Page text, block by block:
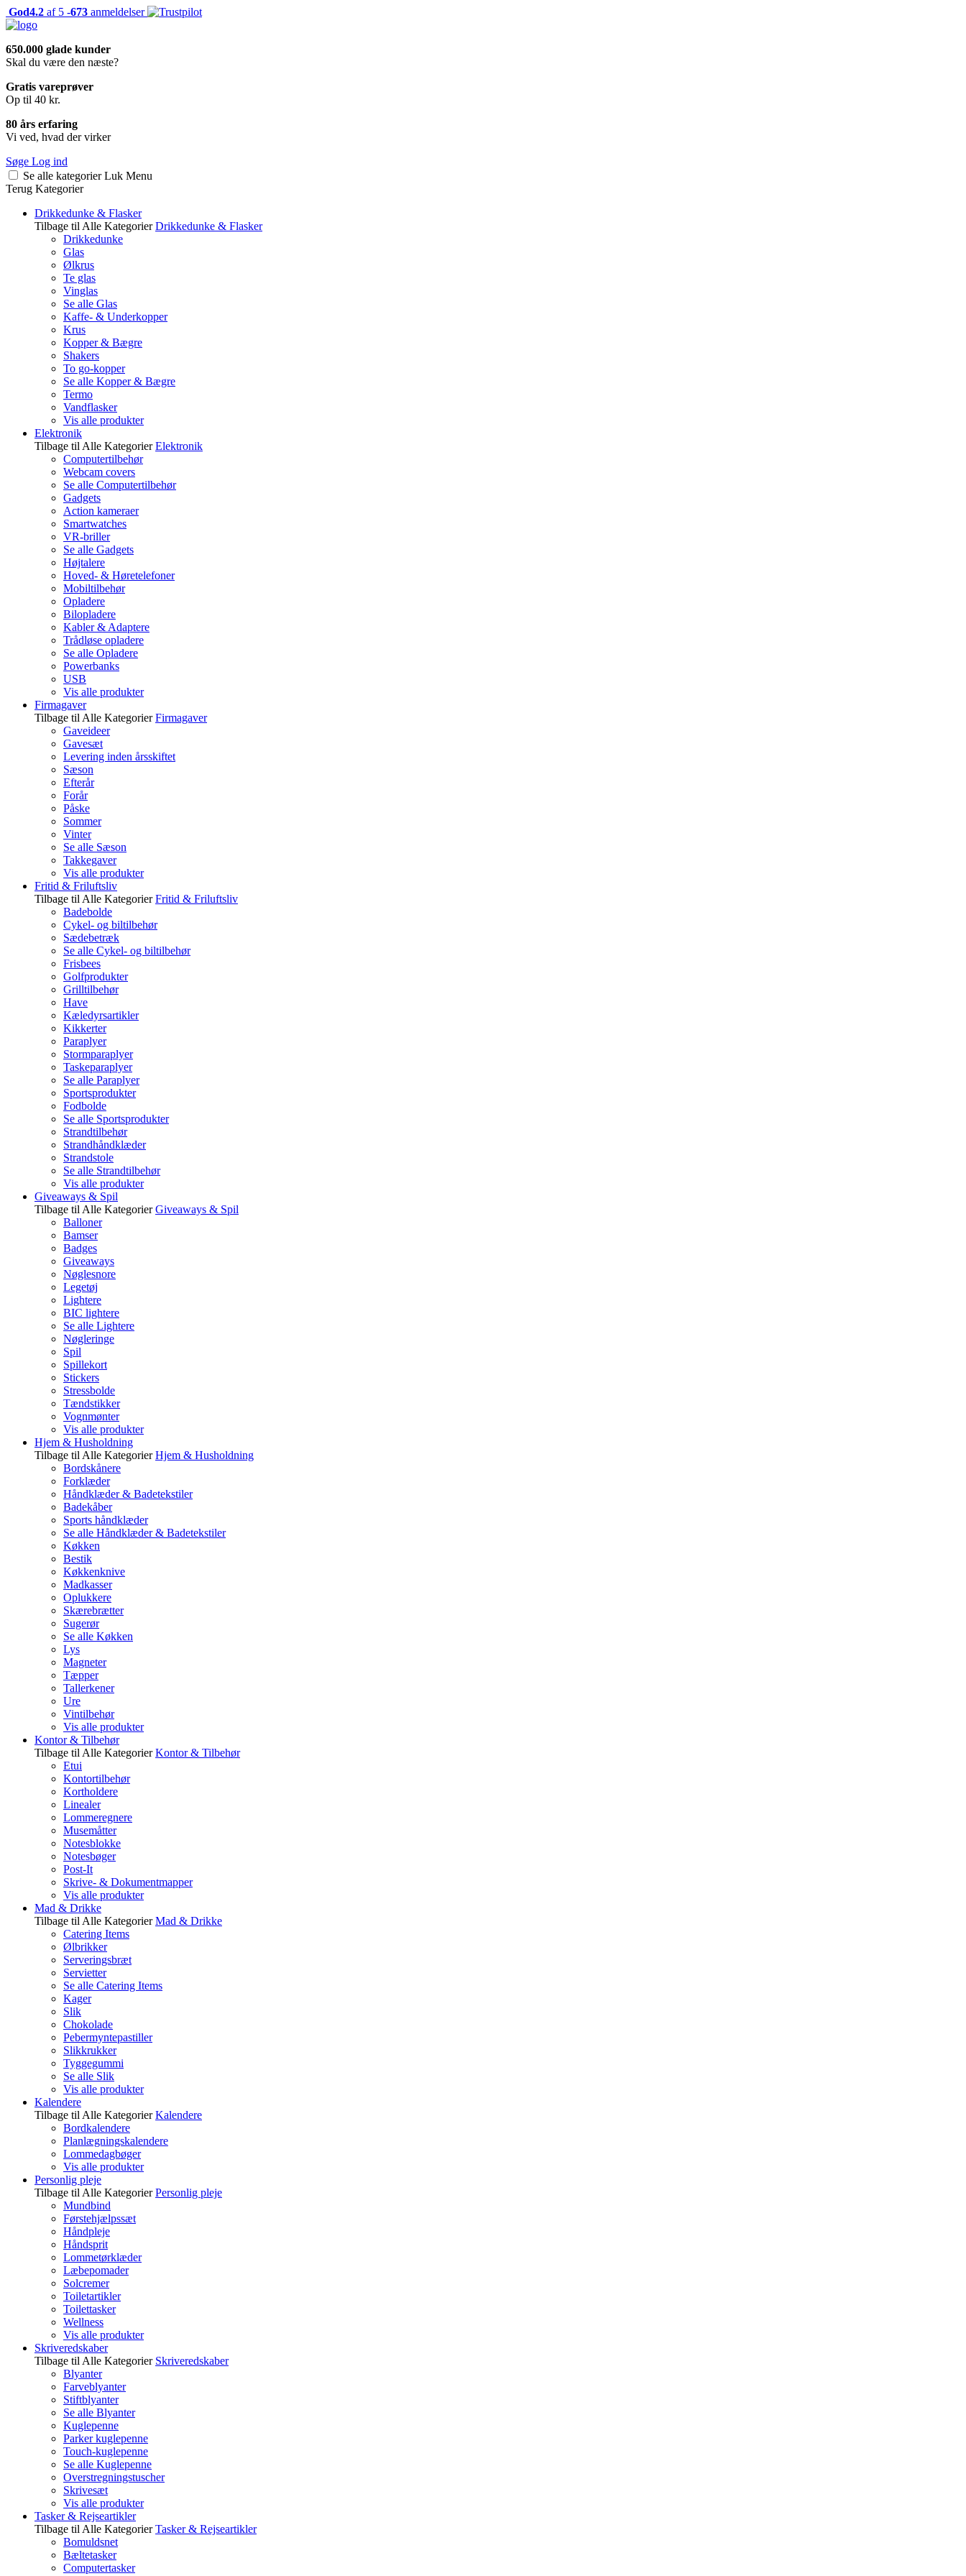
God4.2 af 5 -673 anmeldelser
650.000 glade kunder
Skal du være den næste?
Gratis vareprøver
Op til 40 kr.
80 års erfaring
Vi ved, hvad der virker
Søge Log ind
Se alle kategorier Luk Menu
Terug Kategorier
Drikkedunke & Flasker
Tilbage til Alle Kategorier Drikkedunke & Flasker
Drikkedunke
Glas
Ølkrus
Te glas
Vinglas
Se alle Glas
Kaffe- & Underkopper
Krus
Kopper & Bægre
Shakers
To go-kopper
Se alle Kopper & Bægre
Termo
Vandflasker
Vis alle produkter
Elektronik
Tilbage til Alle Kategorier Elektronik
Computertilbehør
Webcam covers
Se alle Computertilbehør
Gadgets
Action kameraer
Smartwatches
VR-briller
Se alle Gadgets
Højtalere
Hoved- & Høretelefoner
Mobiltilbehør
Opladere
Bilopladere
Kabler & Adaptere
Trådløse opladere
Se alle Opladere
Powerbanks
USB
Vis alle produkter
Firmagaver
Tilbage til Alle Kategorier Firmagaver
Gaveideer
Gavesæt
Levering inden årsskiftet
Sæson
Efterår
Forår
Påske
Sommer
Vinter
Se alle Sæson
Takkegaver
Vis alle produkter
Fritid & Friluftsliv
Tilbage til Alle Kategorier Fritid & Friluftsliv
Badebolde
Cykel- og biltilbehør
Sædebetræk
Se alle Cykel- og biltilbehør
Frisbees
Golfprodukter
Grilltilbehør
Have
Kæledyrsartikler
Kikkerter
Paraplyer
Stormparaplyer
Taskeparaplyer
Se alle Paraplyer
Sportsprodukter
Fodbolde
Se alle Sportsprodukter
Strandtilbehør
Strandhåndklæder
Strandstole
Se alle Strandtilbehør
Vis alle produkter
Giveaways & Spil
Tilbage til Alle Kategorier Giveaways & Spil
Balloner
Bamser
Badges
Giveaways
Nøglesnore
Legetøj
Lightere
BIC lightere
Se alle Lightere
Nøgleringe
Spil
Spillekort
Stickers
Stressbolde
Tændstikker
Vognmønter
Vis alle produkter
Hjem & Husholdning
Tilbage til Alle Kategorier Hjem & Husholdning
Bordskånere
Forklæder
Håndklæder & Badetekstiler
Badekåber
Sports håndklæder
Se alle Håndklæder & Badetekstiler
Køkken
Bestik
Køkkenknive
Madkasser
Oplukkere
Skærebrætter
Sugerør
Se alle Køkken
Lys
Magneter
Tæpper
Tallerkener
Ure
Vintilbehør
Vis alle produkter
Kontor & Tilbehør
Tilbage til Alle Kategorier Kontor & Tilbehør
Etui
Kontortilbehør
Kortholdere
Linealer
Lommeregnere
Musemåtter
Notesblokke
Notesbøger
Post-It
Skrive- & Dokumentmapper
Vis alle produkter
Mad & Drikke
Tilbage til Alle Kategorier Mad & Drikke
Catering Items
Ølbrikker
Serveringsbræt
Servietter
Se alle Catering Items
Kager
Slik
Chokolade
Pebermyntepastiller
Slikkrukker
Tyggegummi
Se alle Slik
Vis alle produkter
Kalendere
Tilbage til Alle Kategorier Kalendere
Bordkalendere
Planlægningskalendere
Lommedagbøger
Vis alle produkter
Personlig pleje
Tilbage til Alle Kategorier Personlig pleje
Mundbind
Førstehjælpssæt
Håndpleje
Håndsprit
Lommetørklæder
Læbepomader
Solcremer
Toiletartikler
Toilettasker
Wellness
Vis alle produkter
Skriveredskaber
Tilbage til Alle Kategorier Skriveredskaber
Blyanter
Farveblyanter
Stiftblyanter
Se alle Blyanter
Kuglepenne
Parker kuglepenne
Touch-kuglepenne
Se alle Kuglepenne
Overstregningstuscher
Skrivesæt
Vis alle produkter
Tasker & Rejseartikler
Tilbage til Alle Kategorier Tasker & Rejseartikler
Bomuldsnet
Bæltetasker
Computertasker